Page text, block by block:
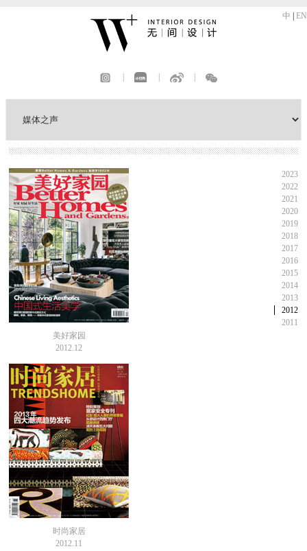
中 EN
美好家园
2012.12
时尚家居
2012.11
2023
2022
2021
2020
2019
2018
2017
2016
2015
2014
2013
2012
2011